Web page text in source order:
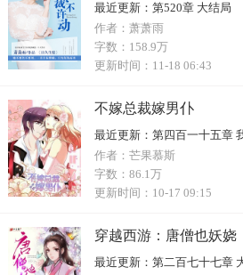
最近更新：
第520章 大结局
作者： 萧萧雨
字数： 158.9万
更新时间： 11-18 06:43
不嫁总裁嫁男仆
最近更新： 第四百一十五章
作者： 芒果慕斯
字数： 86.1万
更新时间： 10-17 09:15
穿越西游：唐僧也妖娆
最近更新： 第二百七十七章